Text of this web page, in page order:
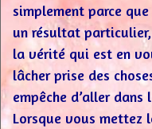
simplement parce
un résultat
la vérité qui est en
lâcher prise des
empêche d’aller dans
Lorsque vous mettez